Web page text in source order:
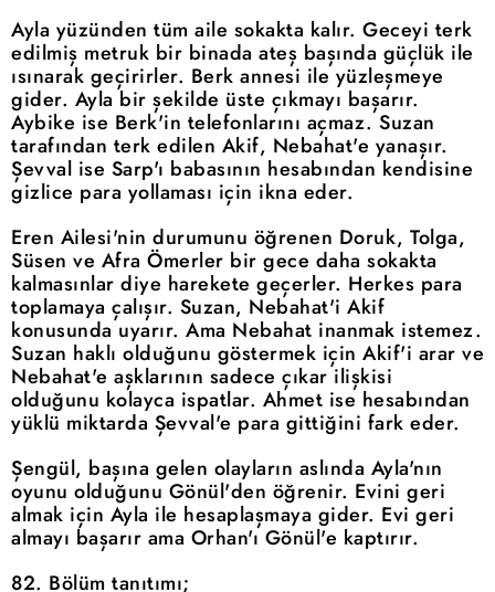
Ayla yüzünden tüm aile sokakta kalır. Geceyi terk
edilmiş metruk bir binada ateş başında güçlük ile
ısınarak geçirirler. Berk annesi ile yüzleşmeye
gider. Ayla bir şekilde üste çıkmayı başarır.
Aybike ise Berk'in telefonlarını açmaz. Suzan
tarafından terk edilen Akif, Nebahat'e yanaşır.
Şevval ise Sarp'ı babasının hesabından kendisine
gizlice para yollaması için ikna eder.
Eren Ailesi'nin durumunu öğrenen Doruk, Tolga,
Süsen ve Afra Ömerler bir gece daha sokakta
kalmasınlar diye harekete geçerler. Herkes para
toplamaya çalışır. Suzan, Nebahat'i Akif
konusunda uyarır. Ama Nebahat inanmak istemez.
Suzan haklı olduğunu göstermek için Akif'i arar ve
Nebahat'e aşklarının sadece çıkar ilişkisi
olduğunu kolayca ispatlar. Ahmet ise hesabından
yüklü miktarda Şevval'e para gittiğini fark eder.
Şengül, başına gelen olayların aslında Ayla'nın
oyunu olduğunu Gönül'den öğrenir. Evini geri
almak için Ayla ile hesaplaşmaya gider. Evi geri
almayı başarır ama Orhan'ı Gönül'e kaptırır.
82. Bölüm tanıtımı;